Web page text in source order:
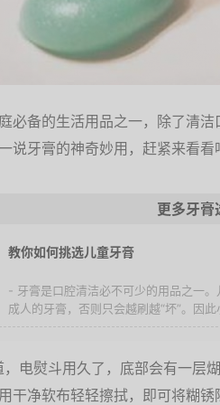
必备的生活用品之一，除了清
说牙膏的神奇妙用，赶紧来看看
更多牙膏
教你如何挑选儿童牙膏
- 牙膏是口腔清洁必不可少的用品之一
成人的牙膏，否则只会越刷越“坏”。因
，电熨斗用久了，底部会有一层
干净软布轻轻擦拭，即可将糊锈